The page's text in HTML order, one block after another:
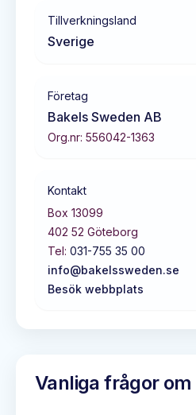
Tillverkningsland
Sverige
Företag
Bakels Sweden AB
Org.nr: 556042-1363
Kontakt
Box 13099
402 52 Göteborg
Tel: 031-755 35 00
info@bakelssweden.se
Besök webbplats
Vanliga frågor om